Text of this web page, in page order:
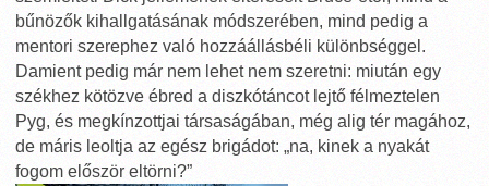
bűnözők kihallgatásának módszerében, mind pedig a
mentori szerephez való hozzáállásbéli különbséggel.
Damient pedig már nem lehet nem szeretni: miután egy
székhez kötözve ébred a diszkótáncot lejtő félmeztelen
Pyg, és megkínzottjai társaságában, még alig tér magához,
de máris leoltja az egész brigádot: „na, kinek a nyakát
fogom először eltörni?”